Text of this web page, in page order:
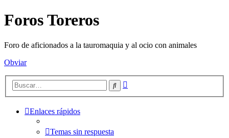
Foros Toreros
Foro de aficionados a la tauromaquia y al ocio con animales
Obviar
Buscar
Enlaces rápidos
Temas sin respuesta